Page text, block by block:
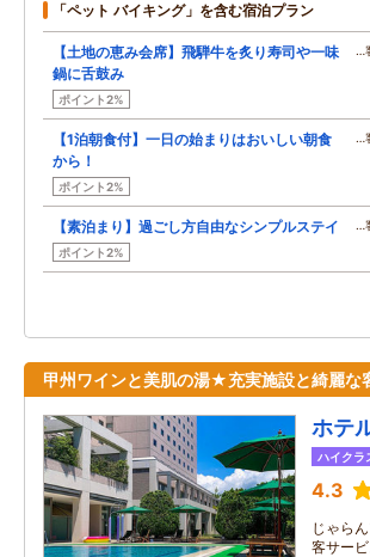
「ペット バイキング」を含む宿泊プラン
【土地の恵み会席】飛騨牛を炙り寿司や一味
鍋に舌鼓み
ポイント2%
…
【1泊朝食付】一日の始まりはおいしい朝食
から！
ポイント2%
…
【素泊まり】過ごし方自由なシンプルステイ
ポイント2%
…
甲州ワインと美肌の湯★充実施設と綺麗な
ホテ
ハイクラ
4.3
じゃら
客サー